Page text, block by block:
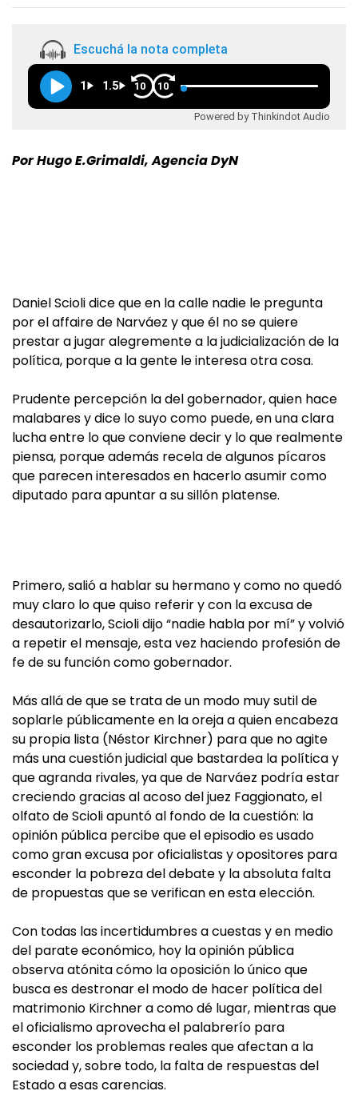
Escuchá la nota completa
1 1.5 10 10
Powered by Thinkindot Audio
Por Hugo E.Grimaldi, Agencia DyN
Daniel Scioli dice que en la calle nadie le pregunta
por el affaire de Narváez y que él no se quiere
prestar a jugar alegremente a la judicialización de la
política, porque a la gente le interesa otra cosa.
Prudente percepción la del gobernador, quien hace
malabares y dice lo suyo como puede, en una clara
lucha entre lo que conviene decir y lo que realmente
piensa, porque además recela de algunos pícaros
que parecen interesados en hacerlo asumir como
diputado para apuntar a su sillón platense.
Primero, salió a hablar su hermano y como no quedó
muy claro lo que quiso referir y con la excusa de
desautorizarlo, Scioli dijo “nadie habla por mí” y volvió
a repetir el mensaje, esta vez haciendo profesión de
fe de su función como gobernador.
Más allá de que se trata de un modo muy sutil de
soplarle públicamente en la oreja a quien encabeza
su propia lista (Néstor Kirchner) para que no agite
más una cuestión judicial que bastardea la política y
que agranda rivales, ya que de Narváez podría estar
creciendo gracias al acoso del juez Faggionato, el
olfato de Scioli apuntó al fondo de la cuestión: la
opinión pública percibe que el episodio es usado
como gran excusa por oficialistas y opositores para
esconder la pobreza del debate y la absoluta falta
de propuestas que se verifican en esta elección.
Con todas las incertidumbres a cuestas y en medio
del parate económico, hoy la opinión pública
observa atónita cómo la oposición lo único que
busca es destronar el modo de hacer política del
matrimonio Kirchner a como dé lugar, mientras que
el oficialismo aprovecha el palabrerío para
esconder los problemas reales que afectan a la
sociedad y, sobre todo, la falta de respuestas del
Estado a esas carencias.